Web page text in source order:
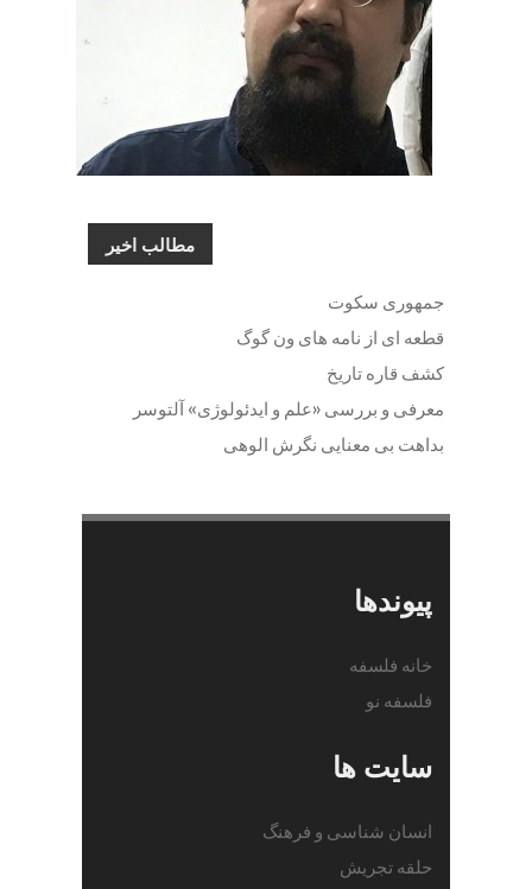
مطالب اخیر
جمهوری سکوت
قطعه ای از نامه های ون گوگ
کشف قاره تاریخ
معرفی و بررسی «علم و ایدئولوژی» آلتوسر
بداهت بی معنایی نگرش الوهی
پیوندها
خانه فلسفه
فلسفه نو
سایت ها
انسان شناسی و فرهنگ
حلقه تجریش